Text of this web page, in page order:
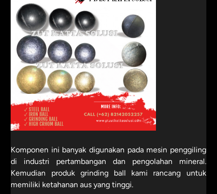
Komponen ini banyak digunakan pada mesin penggiling
di industri pertambangan dan pengolahan mineral.
Kemudian produk grinding ball kami rancang untuk
memiliki ketahanan aus yang tinggi.